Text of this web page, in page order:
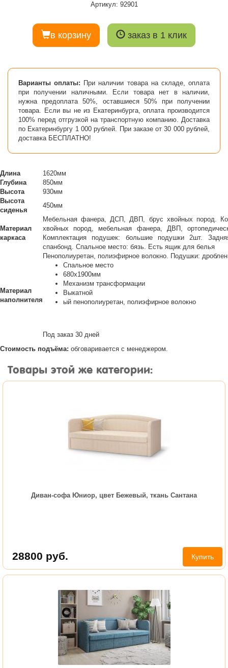
Артикул: 92901
в корзину заказ в 1 клик
Варианты оплаты: При наличии товара на складе, оплата
при получении наличными. Если товара нет в наличии,
нужна предоплата 50%, оставшиеся 50% при получении
товара. Если вы не из Екатеринбурга, оплата производится
100% перед отгрузкой на транспортную компанию. Доставка
по Екатеринбургу 1 000 рублей. При заказе от 30 000 рублей,
доставка БЕСПЛАТНО!
Длина
1620мм
Глубина
850мм
Высота
930мм
Высота
сиденья
450мм
Материал
каркаса
Мебельная фанера, ДСП, ДВП, брус хвойных пород.
хвойных пород, мебельная фанера, ДВП,
Комплектация подушек: большие подушки 2шт.
спанбонд. Спальное место: бязь. Есть ящик для белья
Материал
наполнителя
Пенополиуретан, полиэфирное волокно. Подушки: дроблен
Спальное место
680х1900мм
Механизм трансформации
Выкатной
ый пенополиуретан, полиэфирное волокно
Под заказ 30 дней
Стоимость подъёма: обговаривается с менеджером.
Товары этой же категории:
Диван-софа Юниор, цвет Бежевый, ткань Сантана
28800 руб. Купить